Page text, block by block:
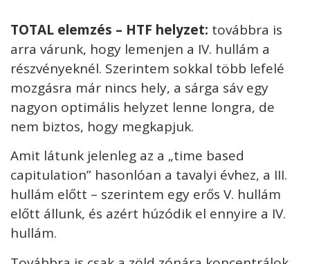
TOTAL elemzés – HTF helyzet: továbbra is
arra várunk, hogy lemenjen a IV. hullám a
részvényeknél. Szerintem sokkal több lefelé
mozgásra már nincs hely, a sárga sáv egy
nagyon optimális helyzet lenne longra, de
nem biztos, hogy megkapjuk.
Amit látunk jelenleg az a „time based
capitulation” hasonlóan a tavalyi évhez, a III.
hullám előtt – szerintem egy erős V. hullám
előtt állunk, és azért húzódik el ennyire a IV.
hullám.